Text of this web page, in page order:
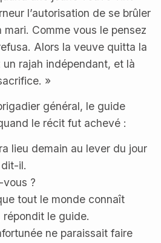
l’autorisation de se brûler
Comme vous le pensez
Alors la veuve quitta la
rajah indépendant, et là
»
général, le guide
le récit fut achevé :
lieu demain au lever du jour
dit-il.
?
tout le monde connaît
le guide.
ne paraissait faire